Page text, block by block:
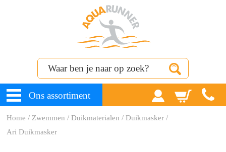
Ons assortiment
Home / Zwemmen /Duikmaterialen /Duikmasker /
Ari Duikmasker